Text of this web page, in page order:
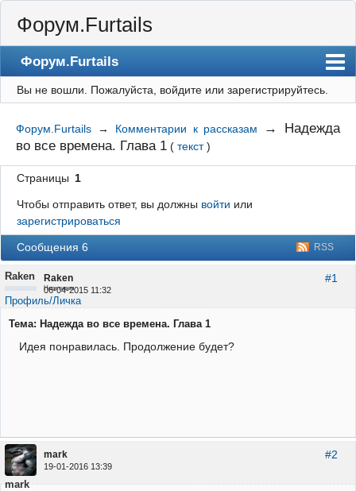
Форум.Furtails
Форум.Furtails
На сайт
Форум
Регистрация
Вход
Вы не вошли. Пожалуйста, войдите или зарегистрируйтесь.
Форум.Furtails → Комментарии к рассказам → Надежда
во все времена. Глава 1 (текст)
Страницы 1
Чтобы отправить ответ, вы должны войти или
зарегистрироваться
RSS
Сообщения 6
#1
Raken
06-04-2015 11:32
Raken
Неактивен
Профиль/Личка
Тема: Надежда во все времена. Глава 1
Идея понравилась. Продолжение будет?
#2
mark
19-01-2016 13:39
mark